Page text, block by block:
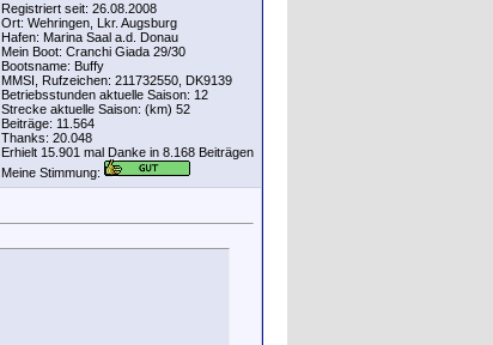
Registriert seit: 26.08.2008
Ort: Wehringen, Lkr. Augsburg
Hafen: Marina Saal a.d. Donau
Mein Boot: Cranchi Giada 29/30
Bootsname: Buffy
MMSI, Rufzeichen: 211732550, DK9139
Betriebsstunden aktuelle Saison: 12
Strecke aktuelle Saison: (km) 52
Beiträge: 11.564
Thanks: 20.048
Erhielt 15.901 mal Danke in 8.168 Beiträgen
Meine Stimmung: